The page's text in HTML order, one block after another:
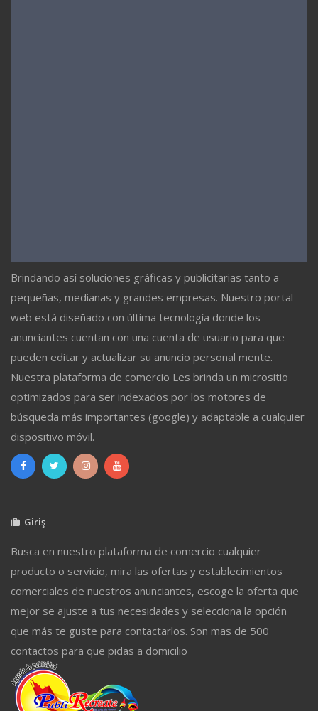
Brindando así soluciones gráficas y publicitarias tanto a
pequeñas, medianas y grandes empresas. Nuestro portal
web está diseñado con última tecnología donde los
anunciantes cuentan con una cuenta de usuario para que
pueden editar y actualizar su anuncio personal mente.
Nuestra plataforma de comercio Les brinda un micrositio
optimizados para ser indexados por los motores de
búsqueda más importantes (google) y adaptable a cualquier
dispositivo móvil.
Giriş
Busca en nuestro plataforma de comercio cualquier
producto o servicio, mira las ofertas y establecimientos
comerciales de nuestros anunciantes, escoge la oferta que
mejor se ajuste a tus necesidades y selecciona la opción
que más te guste para contactarlos. Son mas de 500
contactos para que pidas a domicilio